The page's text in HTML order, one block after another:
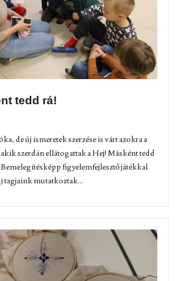
tedd rá!
de új ismeretek szerzése is várt azokra a
szerdán ellátogattak a Hej! Másként tedd
figyelemfejlesztő játékkal
tagjaink mutatkoztak...